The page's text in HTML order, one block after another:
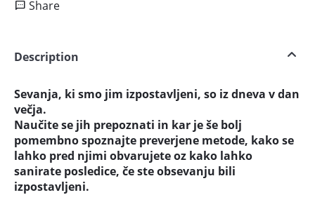
Share
Description
Sevanja, ki smo jim izpostavljeni, so iz dneva v dan
večja.
Naučite se jih prepoznati in kar je še bolj
pomembno spoznajte preverjene metode, kako se
lahko pred njimi obvarujete oz kako lahko
sanirate posledice, če ste obsevanju bili
izpostavljeni.